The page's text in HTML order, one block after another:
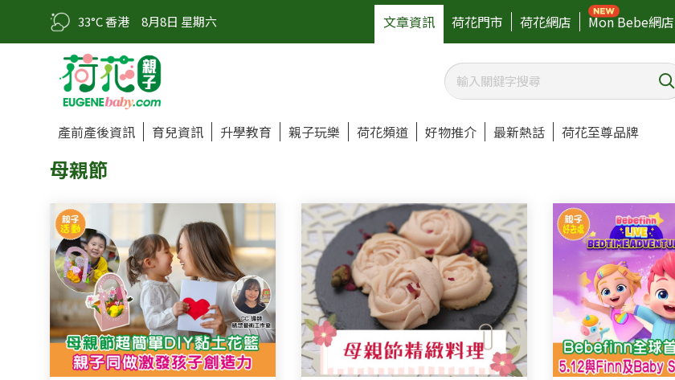
33°C 香港 8月8日 星期六 文章資訊 荷花門市 荷花網店 Mon Bebe網店
產前產後資訊 育兒資訊 升學教育 親子玩樂 荷花頻道 好物推介 最新熱話 荷花至尊品牌
母親節